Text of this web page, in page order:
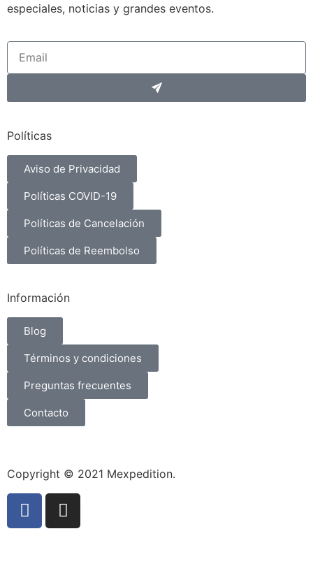
especiales, noticias y grandes eventos.
Políticas
Aviso de Privacidad
Políticas COVID-19
Políticas de Cancelación
Políticas de Reembolso
Información
Blog
Términos y condiciones
Preguntas frecuentes
Contacto
Copyright © 2021 Mexpedition.